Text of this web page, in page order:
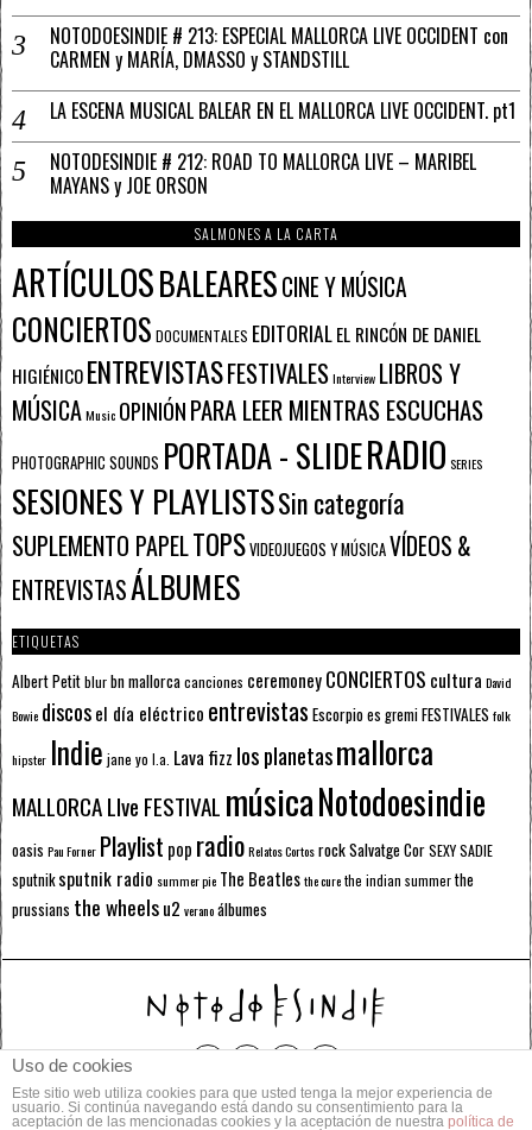
NOTODOESINDIE # 213: ESPECIAL MALLORCA LIVE OCCIDENT con
CARMEN y MARÍA, DMASSO y STANDSTILL
LA ESCENA MUSICAL BALEAR EN EL MALLORCA LIVE OCCIDENT. pt1
NOTODESINDIE # 212: ROAD TO MALLORCA LIVE – MARIBEL
MAYANS y JOE ORSON
SALMONES A LA CARTA
ARTÍCULOSBALEARESCINE Y MÚSICA
CONCIERTOS DOCUMENTALES EDITORIALEL RINCÓN DE DANIEL
HIGIÉNICOENTREVISTASFESTIVALESInterview LIBROS Y
MÚSICAMusic OPINIÓNPARA LEER MIENTRAS ESCUCHAS
PHOTOGRAPHIC SOUNDS PORTADA - SLIDERADIO SERIES
SESIONES Y PLAYLISTSSin categoría
SUPLEMENTO PAPELTOPSVIDEOJUEGOS Y MÚSICAVÍDEOS &
ENTREVISTASÁLBUMES
ETIQUETAS
Albert Petitblurbn mallorcacanciones ceremoneyCONCIERTOS cultura David
Bowie discosel día eléctrico entrevistas Escorpioes gremiFESTIVALES folk
hipster Indie jane yo l.a. Lava fizz los planetasmallorca
MALLORCA LIve FESTIVAL músicaNotodoesindie
oasis Pau Forner Playlist pop radioRelatos CortosrockSalvatge CorSEXY SADIE
sputnik sputnik radio summer pie The Beatlesthe curethe indian summerthe
prussians the wheelsu2 veranoálbumes
© 2014 Todos los derechos reservados.
Uso de cookies
Este sitio web utiliza cookies para que usted tenga la mejor experiencia de
usuario. Si continúa navegando está dando su consentimiento para la
aceptación de las mencionadas cookies y la aceptación de nuestra política de